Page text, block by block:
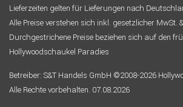
Lieferzeiten gelten für Lieferungen nach
Alle Preise verstehen sich inkl. gesetzlicher MwSt.
Durchgestrichene Preise beziehen sich auf den
Hollywoodschaukel Paradies
Betreiber: S&T Handels GmbH ©2008-2026
Alle Rechte vorbehalten. 07.08.2026